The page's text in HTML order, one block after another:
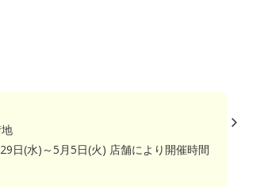
日(水)～5月5日(火) 店舗により開催時間